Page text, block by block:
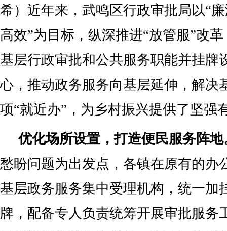
希）近年来，武鸣区行政审批局以“
高效”为目标，纵深推进“放管服”改
基层行政审批和公共服务职能并挂牌
心，推动政务服务向基层延伸，解决
项“就近办”，为乡村振兴提供了坚强
优化场所设置，打造便民服务阵地
愁盼问题为出发点，各镇在原有的办
基层政务服务集中受理机构，统一加
牌，配备专人负责统筹开展审批服务